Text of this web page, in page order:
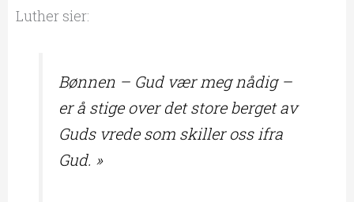
Luther sier:
Bønnen – Gud vær meg nådig –
er å stige over det store berget av
Guds vrede som skiller oss ifra
Gud. »